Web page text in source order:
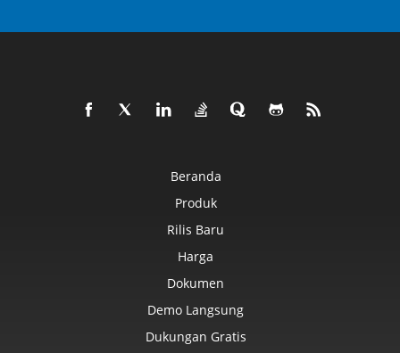
Beranda
Produk
Rilis Baru
Harga
Dokumen
Demo Langsung
Dukungan Gratis